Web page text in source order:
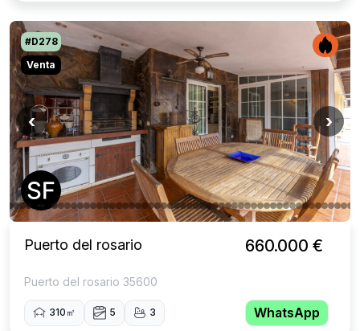
‹ ›
#D278
Venta
Puerto del rosario
Puerto del rosario 35600
310㎡ 5 3
660.000 €
WhatsApp